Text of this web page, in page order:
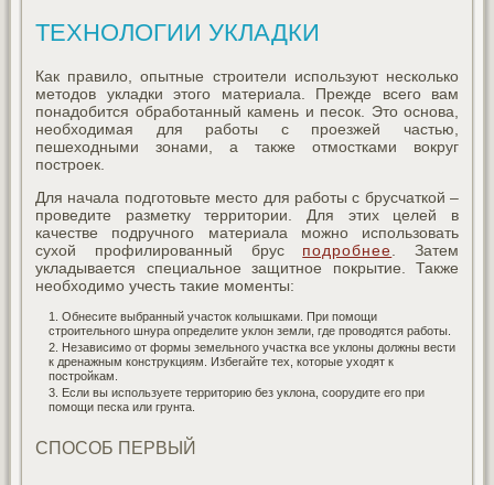
ТЕХНОЛОГИИ УКЛАДКИ
Как правило, опытные строители используют несколько
методов укладки этого материала. Прежде всего вам
понадобится обработанный камень и песок. Это основа,
необходимая для работы с проезжей частью,
пешеходными зонами, а также отмостками вокруг
построек.
Для начала подготовьте место для работы с брусчаткой –
проведите разметку территории. Для этих целей в
качестве подручного материала можно использовать
сухой профилированный брус подробнее . Затем
укладывается специальное защитное покрытие. Также
необходимо учесть такие моменты:
Обнесите выбранный участок колышками. При помощи
строительного шнура определите уклон земли, где проводятся работы.
Независимо от формы земельного участка все уклоны должны вести
к дренажным конструкциям. Избегайте тех, которые уходят к
постройкам.
Если вы используете территорию без уклона, соорудите его при
помощи песка или грунта.
СПОСОБ ПЕРВЫЙ